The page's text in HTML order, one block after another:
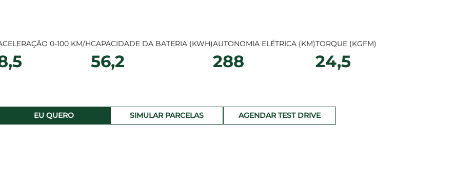
0-100 KM/HCAPACIDADE DA BATERIA (KWH)
56,2
AUTONOMIA ELÉTRICA (KM)
288
TORQUE (KGFM)
24,5
EU QUERO SIMULAR PARCELAS AGENDAR TEST DRIVE